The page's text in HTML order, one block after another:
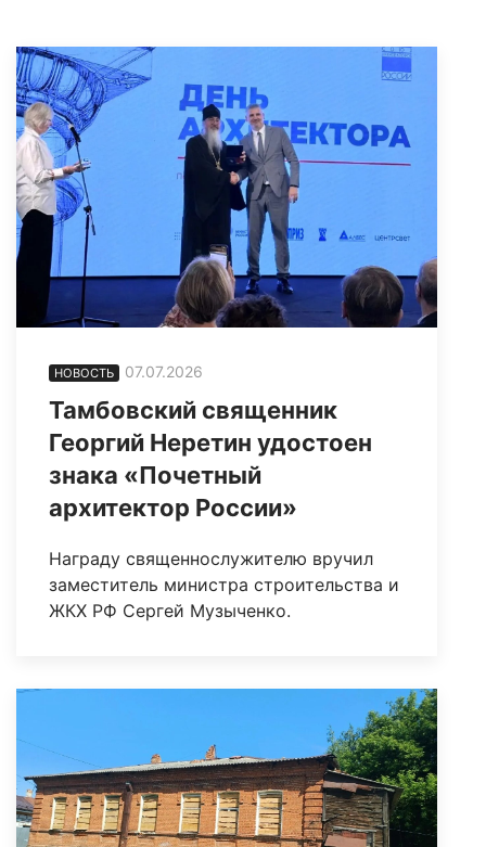
НОВОСТЬ 07.07.2026
Тамбовский священник
Георгий Неретин удостоен
знака «Почетный
архитектор России»
Награду священнослужителю вручил
заместитель министра строительства и
ЖКХ РФ Сергей Музыченко.